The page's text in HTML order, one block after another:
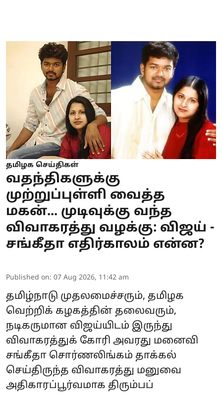
தமிழக செய்திகள்
வதந்திகளுக்கு
முற்றுப்புள்ளி வைத்த
மகன்... முடிவுக்கு வந்த
விவாகரத்து வழக்கு: விஜய் -
சங்கீதா எதிர்காலம் என்ன?
Published on: 07 Aug 2026, 11:42 am
தமிழ்நாடு முதலமைச்சரும், தமிழக
வெற்றிக் கழகத்தின் தலைவரும்,
நடிகருமான விஜய்யிடம் இருந்து
விவாகரத்துக் கோரி அவரது மனைவி
சங்கீதா சொர்ணலிங்கம் தாக்கல்
செய்திருந்த விவாகரத்து மனுவை
அதிகாரப்பூர்வமாக திரும்பப்